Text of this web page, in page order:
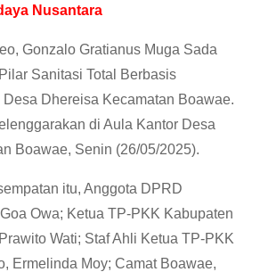
Nusantara
Gonzalo Gratianus Muga Sada
Sanitasi Total Berbasis
Desa Dhereisa Kecamatan Boawae.
di Aula Kantor Desa
Boawae, Senin (26/05/2025).
itu, Anggota DPRD
Owa; Ketua TP-PKK Kabupaten
Wati; Staf Ahli Ketua TP-PKK
Ermelinda Moy; Camat Boawae,